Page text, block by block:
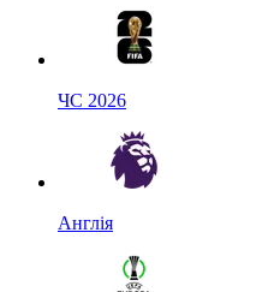
ЧС 2026
Англія